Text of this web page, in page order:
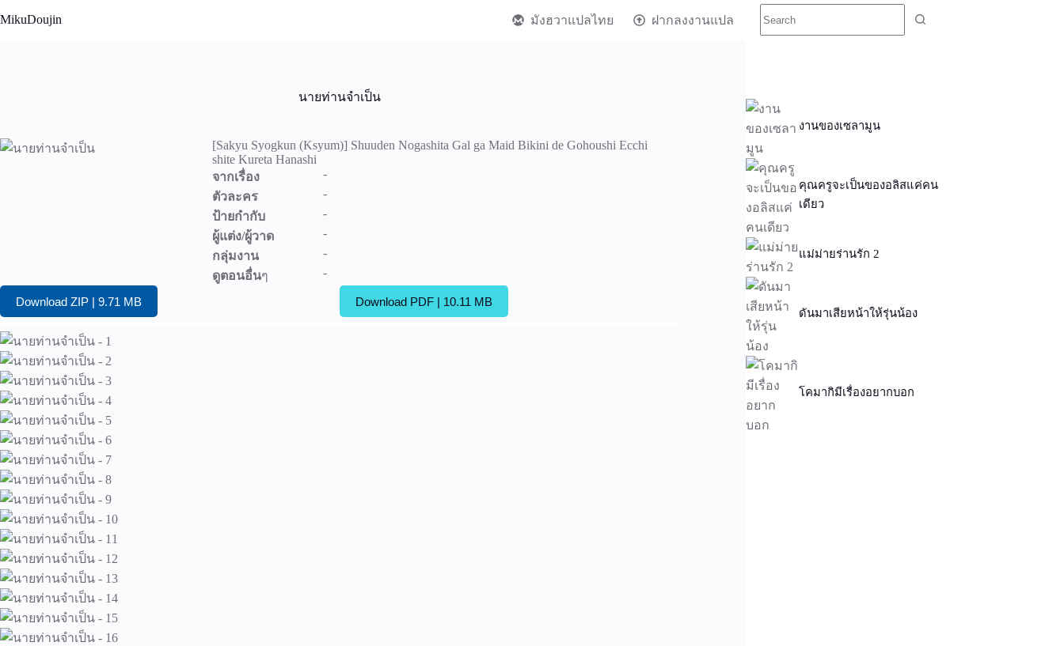
to
MikuDoujin มังฮวาแปลไทย ฝากลงงานแปล
นายท่านจำเป็น
[Sakyu Syogkun (Ksyum)] Shuuden Nogashita Gal ga Maid Bikini de Gohoushi Ecchi
shite Kureta Hanashi
จากเรื่อง
-
ตัวละคร
-
ป้ายกำกับ
-
ผู้แต่ง/ผู้วาด
-
กลุ่มงาน
-
ดูตอนอื่นๆ -
Download ZIP | 9.71 MB Download PDF | 10.11 MB
งานของเซลามูน
คุณครูจะเป็นของอลิสแค่คน
เดียว
แม่ม่ายร่านรัก 2
ดันมาเสียหน้าให้รุ่นน้อง
โคมากิมีเรื่องอยากบอก